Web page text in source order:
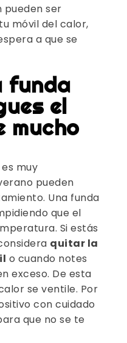
ser
móvil del calor,
a que se
funda
el
mucho
muy
pueden
Una funda
que el
Si estás
quitar la
o cuando notes
exceso. De esta
se ventile. Por
con cuidado
que no se te